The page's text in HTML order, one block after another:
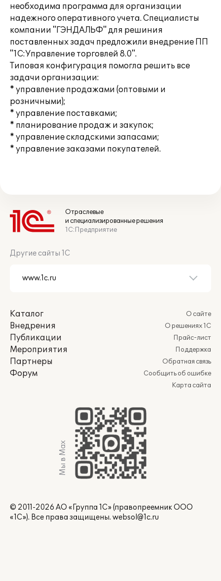
необходима программа для организации
надежного оперативного учета. Специалисты
компании "ГЭНДАЛЬФ" для решиния
поставленных задач предложили внедрение ПП
"1С:Управление торговлей 8.0".
Типовая конфигурация помогла решить все
задачи организации:
* управление продажами (оптовыми и
розничными);
* управление поставками;
* планирование продаж и закупок;
* управление складскими запасами;
* управление заказами покупателей.
Отраслевые
и специализированные решения
1С:Предприятие
Другие сайты 1С
Каталог
Внедрения
Публикации
Мероприятия
Партнеры
Форум
О сайте
О решениях 1С
Прайс-лист
Поддержка
Обратная связь
Сообщить об ошибке
Карта сайта
Мы в Max
© 2011-2026 АО «Группа 1С» (правопреемник ООО
«1С»). Все права защищены. websol@1c.ru